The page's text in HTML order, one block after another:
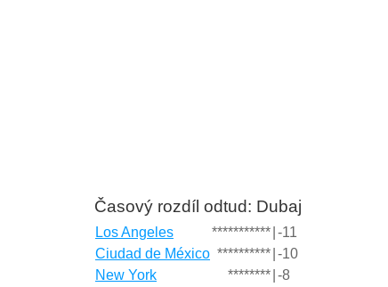
Časový rozdíl odtud: Dubaj
Los Angeles *********** -11
Ciudad de México ********** -10
New York
******** -8